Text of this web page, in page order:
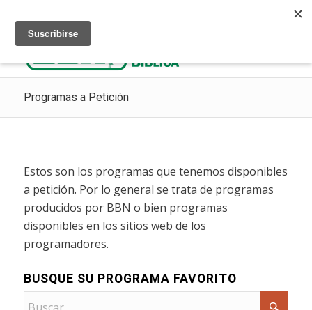
Programas a Petición
Estos son los programas que tenemos disponibles
a petición. Por lo general se trata de programas
producidos por BBN o bien programas
disponibles en los sitios web de los
programadores.
BUSQUE SU PROGRAMA FAVORITO